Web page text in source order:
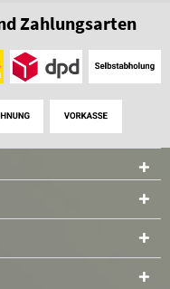
Zahlungsarten